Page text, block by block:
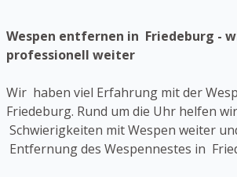
Wespen entfernen in Friedeburg -
professionell weiter
Wir haben viel Erfahrung mit der
Friedeburg. Rund um die Uhr helfen
Schwierigkeiten mit Wespen weiter
Entfernung des Wespennestes in